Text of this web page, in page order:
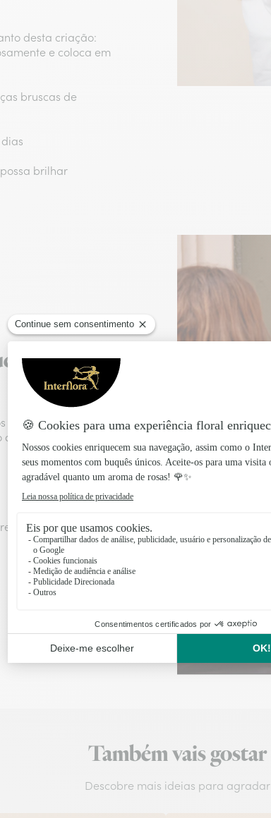
desta criação:
e coloca em
bruscas de
brilhar
com
no dia da entrega para
ou por marcação, é
antes das 17
Também vais gostar
Descobre mais ideias para agradar